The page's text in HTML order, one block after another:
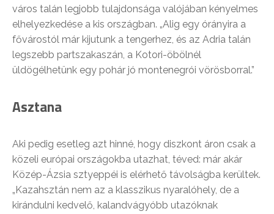
város talán legjobb tulajdonsága valójában kényelmes
elhelyezkedése a kis országban. „Alig egy órányira a
fővárostól már kijutunk a tengerhez, és az Adria talán
legszebb partszakaszán, a Kotori-öbölnél
üldögélhetünk egy pohár jó montenegrói vörösborral.”
Asztana
Aki pedig esetleg azt hinné, hogy diszkont áron csak a
közeli európai országokba utazhat, téved: már akár
Közép-Ázsia sztyeppéi is elérhető távolságba kerültek.
„Kazahsztán nem az a klasszikus nyaralóhely, de a
kirándulni kedvelő, kalandvágyóbb utazóknak